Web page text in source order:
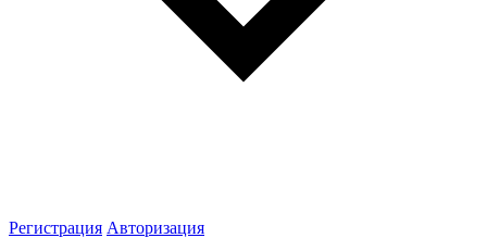
Регистрация Авторизация